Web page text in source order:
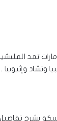
تمد
وتشاد وإثيوبيا .
يشرح تفاصيل